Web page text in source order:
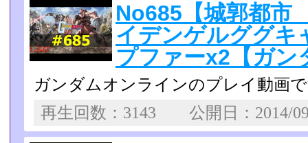
No685【城郭都
イデンゲルググ
プファーx2【ガン
ガンダムオンラインのプレイ動画
再生回数：3143 公開日：